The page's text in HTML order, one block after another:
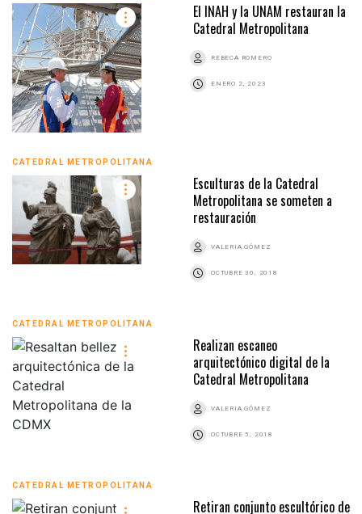
El INAH y la UNAM restauran la
Catedral Metropolitana
REBECA ROMERO
ENERO 2, 2023
CATEDRAL METROPOLITANA
Esculturas de la Catedral
Metropolitana se someten a
restauración
VALERIA GÓMEZ
OCTUBRE 30, 2018
CATEDRAL METROPOLITANA
Realizan escaneo
arquitectónico digital de la
Catedral Metropolitana
VALERIA GÓMEZ
OCTUBRE 5, 2018
CATEDRAL METROPOLITANA
Retiran conjunto escultórico de